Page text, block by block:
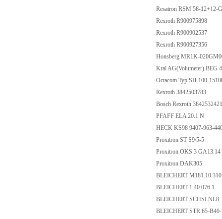
Resatron RSM 58-
Rexroth R900975898
Rexroth R900902537
Rexroth R900927356
Honsberg MR1K-
Kral AG(Volumeter) BEG
Octacom Typ SH 100-
Rexroth 3842503783
Bosch Rexroth
PFAFF ELA 20.1 N
HECK KS98 9407-963-
Proxitron ST S9/5-5
Proxitron OKS 3
Proxitron DAK305
BLEICHERT
BLEICHERT 1.40.076.1
BLEICHERT SCHSI.NL8
BLEICHERT STR.65-